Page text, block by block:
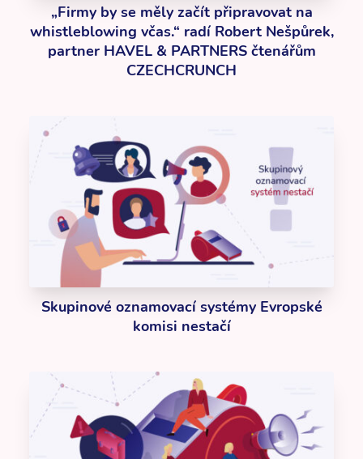
„Firmy by se měly začít připravovat na
whistleblowing včas.“ radí Robert Nešpůrek,
partner HAVEL & PARTNERS čtenářům
CZECHCRUNCH
Skupinové oznamovací systémy Evropské
komisi nestačí